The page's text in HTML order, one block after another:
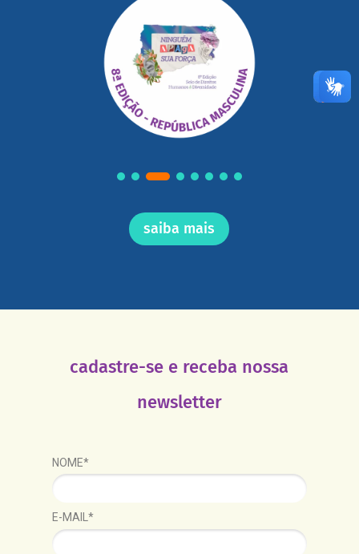
saiba mais
cadastre-se e receba nossa
newsletter
NOME*
E-MAIL*